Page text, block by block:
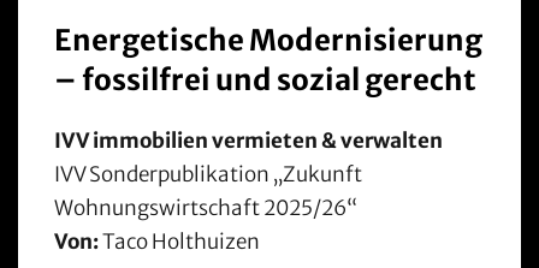
Energetische Modernisierung
– fossilfrei und sozial gerecht
IVV immobilien vermieten & verwalten
IVV Sonderpublikation „Zukunft
Wohnungswirtschaft 2025/26“
Von:Taco Holthuizen